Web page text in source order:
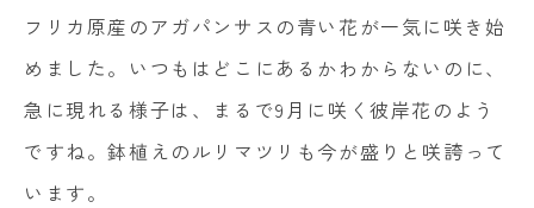
フリカ原産のアガパンサスの青い花が一気に咲き始
めました。いつもはどこにあるかわからないのに、
急に現れる様子は、まるで9 月に咲く彼岸花のよう
ですね。鉢植えのルリマツリも今が盛りと咲誇って
います。